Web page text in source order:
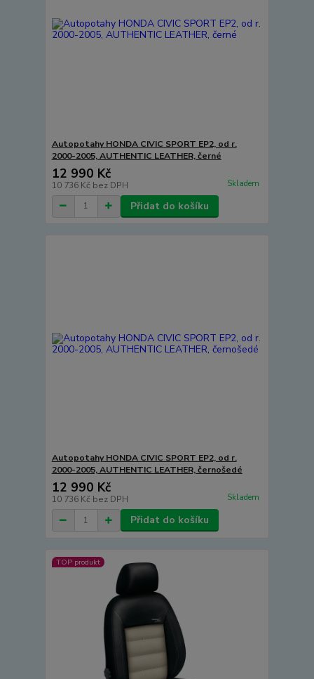
Autopotahy HONDA CIVIC SPORT EP2, od r.
2000-2005, AUTHENTIC LEATHER, černé
12 990 Kč
10 736 Kč bez DPH Skladem
Přidat do košíku
Autopotahy HONDA CIVIC SPORT EP2, od r.
2000-2005, AUTHENTIC LEATHER, černošedé
12 990 Kč
10 736 Kč bez DPH Skladem
Přidat do košíku
TOP produkt